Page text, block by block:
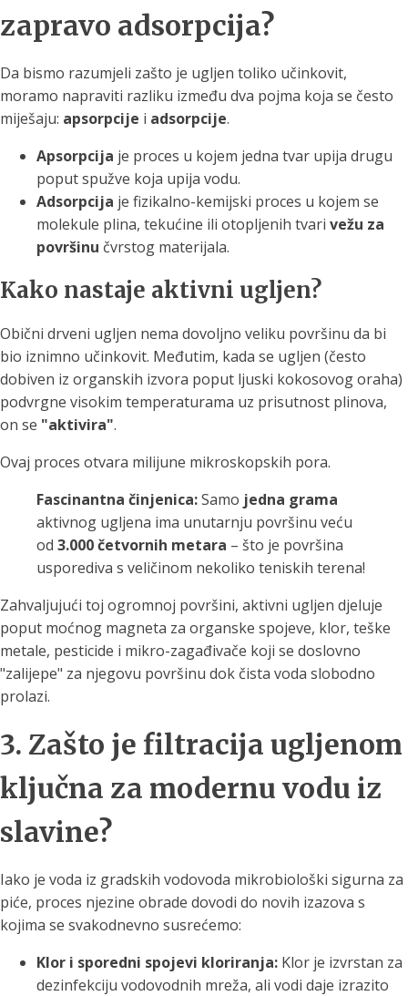
zapravo adsorpcija?
Da bismo razumjeli zašto je ugljen toliko učinkovit,
moramo napraviti razliku između dva pojma koja se često
miješaju: apsorpcije i adsorpcije.
Apsorpcija je proces u kojem jedna tvar upija drugu
poput spužve koja upija vodu.
Adsorpcija je fizikalno-kemijski proces u kojem se
molekule plina, tekućine ili otopljenih tvari vežu za
površinu čvrstog materijala.
Kako nastaje aktivni ugljen?
Obični drveni ugljen nema dovoljno veliku površinu da bi
bio iznimno učinkovit. Međutim, kada se ugljen (često
dobiven iz organskih izvora poput ljuski kokosovog oraha)
podvrgne visokim temperaturama uz prisutnost plinova,
on se "aktivira".
Ovaj proces otvara milijune mikroskopskih pora.
Fascinantna činjenica:Samo jedna grama
aktivnog ugljena ima unutarnju površinu veću
od 3.000 četvornih metara – što je površina
usporediva s veličinom nekoliko teniskih terena!
Zahvaljujući toj ogromnoj površini, aktivni ugljen djeluje
poput moćnog magneta za organske spojeve, klor, teške
metale, pesticide i mikro-zagađivače koji se doslovno
"zalijepe" za njegovu površinu dok čista voda slobodno
prolazi.
3. Zašto je filtracija ugljenom
ključna za modernu vodu iz
slavine?
Iako je voda iz gradskih vodovoda mikrobiološki sigurna za
piće, proces njezine obrade dovodi do novih izazova s
kojima se svakodnevno susrećemo:
Klor i sporedni spojevi kloriranja: Klor je izvrstan za
dezinfekciju vodovodnih mreža, ali vodi daje izrazito